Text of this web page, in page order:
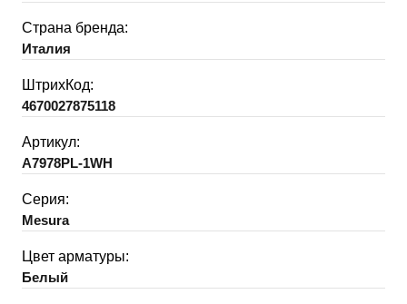
Страна бренда:
Италия
ШтрихКод:
4670027875118
Артикул:
A7978PL-1WH
Серия:
Mesura
Цвет арматуры:
Белый